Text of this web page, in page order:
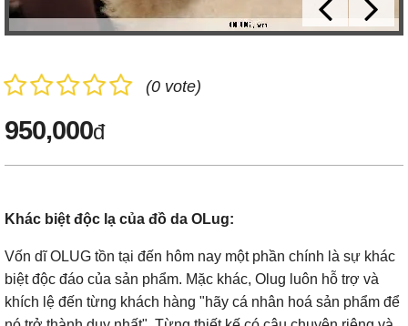
(0 vote)
950,000đ
Khác biệt độc lạ của đồ da OLug:
Vốn dĩ OLUG tồn tại đến hôm nay một phần chính là sự khác
biệt độc đáo của sản phẩm. Mặc khác, Olug luôn hỗ trợ và
khích lệ đến từng khách hàng "hãy cá nhân hoá sản phẩm để